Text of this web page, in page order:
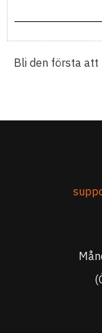
Bli den första att